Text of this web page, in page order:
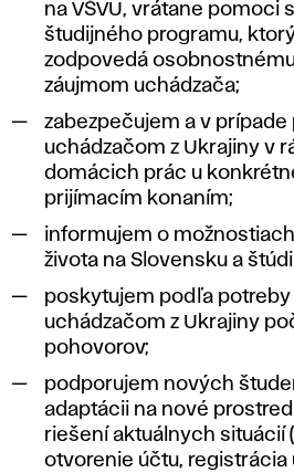
na VŠVU, vrátane pomoci
študijného programu,
zodpovedá
záujmom uchádzača;
zabezpečujem a v
uchádzačom z Ukrajiny v
domácich prác u
prijímacím konaním;
informujem o
života na Slovensku a
poskytujem podľa
uchádzačom z Ukrajiny
pohovorov;
podporujem nových
adaptácii na nové
riešení aktuálnych situácií
otvorenie účtu, registrácia